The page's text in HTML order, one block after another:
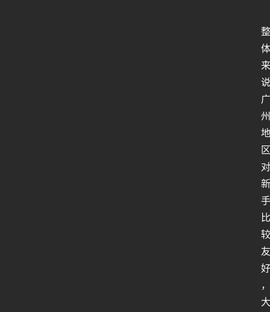
整
体
来
说
广
州
地
区
对
新
手
比
较
友
好
，
大